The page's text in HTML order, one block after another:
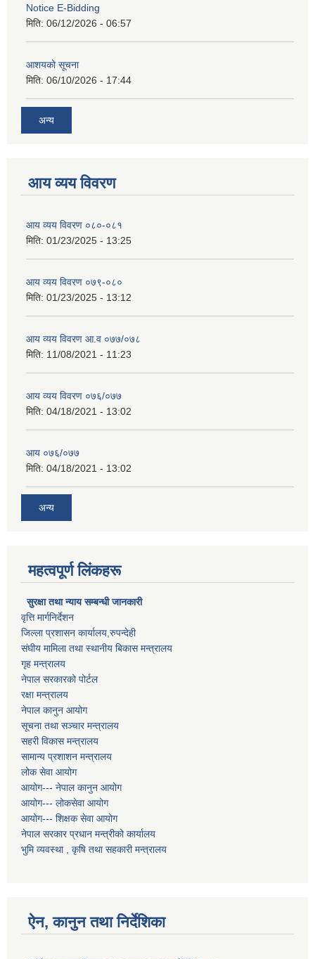
Notice E-Bidding
मिति: 06/12/2026 - 06:57
आशयको सूचना
मिति: 06/10/2026 - 17:44
अन्य
आय व्यय विवरण
आय व्यय विवरण ०८०-०८१
मिति: 01/23/2025 - 13:25
आय व्यय विवरण ०७९-०८०
मिति: 01/23/2025 - 13:12
आय व्यय विवरण आ.व ०७७/०७८
मिति: 11/08/2021 - 11:23
आय व्यय विवरण ०७६/०७७
मिति: 04/18/2021 - 13:02
आय ०७६/०७७
मिति: 04/18/2021 - 13:02
अन्य
महत्वपूर्ण लिंकहरू
सुरक्षा तथा न्याय सम्बन्धी जानकारी
वृत्ति मार्गनिर्देशन
जिल्ला प्रशासन कार्यालय,रुपन्देही
संघीय मामिला तथा स्थानीय बिकास मन्त्रालय
गृह मन्त्रालय
नेपाल सरकारको पोर्टल
रक्षा मन्त्रालय
नेपाल कानुन आयोग
सूचना तथा सञ्चार मन्त्रालय
सहरी विकास मन्त्रालय
सामान्य प्रशाशन मन्त्रालय
लोक सेवा आयोग
आयोग--- नेपाल कानुन आयोग
आयोग--- लोकसेवा आयोग
आयोग--- शिक्षक सेवा आयोग
नेपाल सरकार प्रधान मन्त्रीको कार्यालय
भुमि व्यवस्था , कृषि तथा सहकारी मन्त्रालय
ऐन, कानुन तथा निर्देशिका